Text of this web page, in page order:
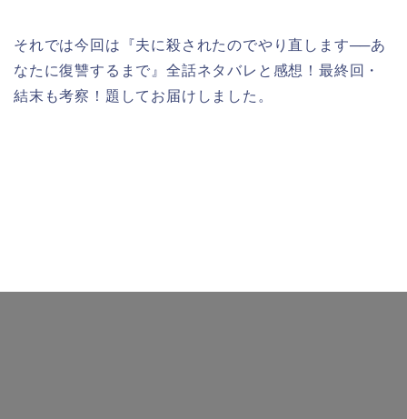
それでは今回は『夫に殺されたのでやり直します──あ
なたに復讐するまで』全話ネタバレと感想！最終回・
結末も考察！題してお届けしました。